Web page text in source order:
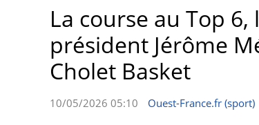
La course au Top
président Jérôme
Cholet Basket
10/05/2026 05:10 Ouest-France.fr (sport)